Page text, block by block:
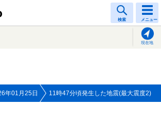
検索 メニュー
現在地
年01月25日 11時47分頃発生した地震(最大震度2)